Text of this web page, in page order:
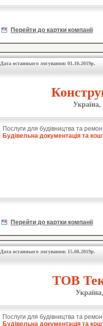
Перейти до картки компанії
Дата останнього логування: 01.10.2019р.
Україна,
Послуги для будівництва та
Будівельна документація та
Перейти до картки компанії
Дата останнього логування: 15.08.2019р.
ТОВ
Послуги для будівництва та
Будівельна документація та